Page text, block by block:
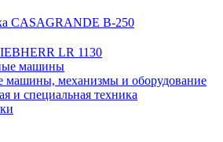
CASAGRANDE B-250
LR 1130
машины
машины, механизмы и оборудование
и специальная техника